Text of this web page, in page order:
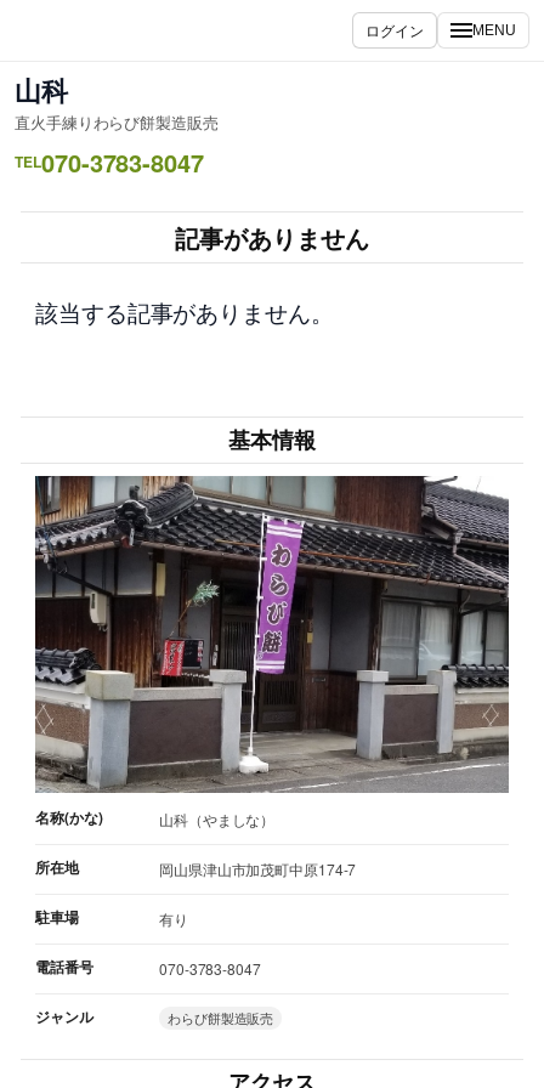
ス
キ
ッ
ログイン MENU
山科
直火手練りわらび餅製造販売
TEL070-3783-8047
記事がありません
該当する記事がありません。
基本情報
名称(かな) 山科（やましな）
所在地 岡山県津山市加茂町中原174-7
駐車場 有り
電話番号 070-3783-8047
ジャンル わらび餅製造販売